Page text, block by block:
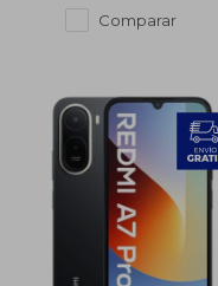
Comparar